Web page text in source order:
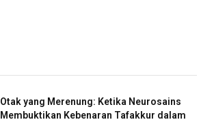
Otak yang Merenung: Ketika Neurosains
Membuktikan Kebenaran Tafakkur dalam